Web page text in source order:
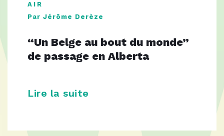
AIR
Par Jérôme Derèze
“Un Belge au bout du monde”
de passage en Alberta
Lire la suite